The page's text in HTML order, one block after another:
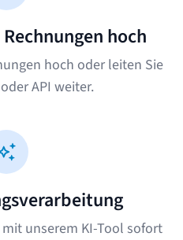
hoch
hoch oder leiten Sie
API weiter.
unserem KI-Tool sofort